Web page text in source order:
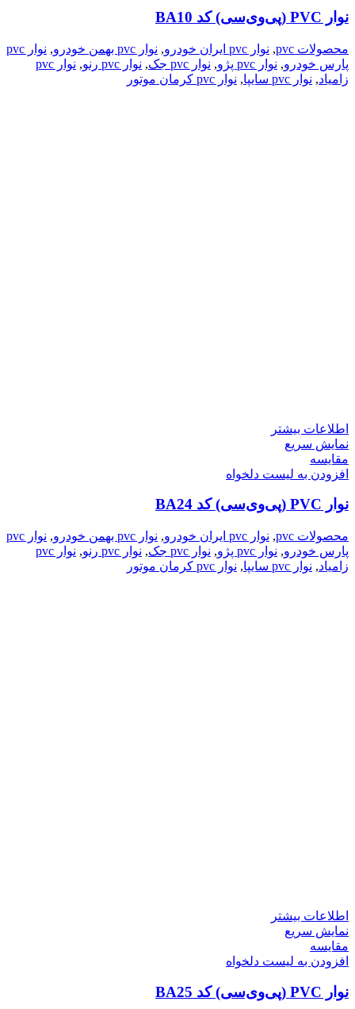
نوار PVC (پی‌وی‌سی) کد BA10
محصولات pvc , نوار pvc ایران خودرو , نوار pvc بهمن خودرو ,
نوار pvc
پارس خودرو, نوار pvc پژو , نوار pvc جک , نوار pvc رنو ,
نوار pvc
زامیاد, نوار pvc سایپا , نوار pvc کرمان موتور
اطلاعات بیشتر
نمایش سریع
مقایسه
افزودن به لیست دلخواه
نوار PVC (پی‌وی‌سی) کد BA24
محصولات pvc , نوار pvc ایران خودرو , نوار pvc بهمن خودرو ,
نوار pvc
پارس خودرو, نوار pvc پژو , نوار pvc جک , نوار pvc رنو ,
نوار pvc
زامیاد, نوار pvc سایپا , نوار pvc کرمان موتور
اطلاعات بیشتر
نمایش سریع
مقایسه
افزودن به لیست دلخواه
نوار PVC (پی‌وی‌سی) کد BA25